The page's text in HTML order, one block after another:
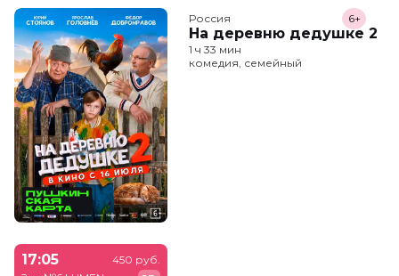
Россия
На деревню дедушке 2
6+
1 ч 33 мин
комедия, семейный
17:05
450 руб.